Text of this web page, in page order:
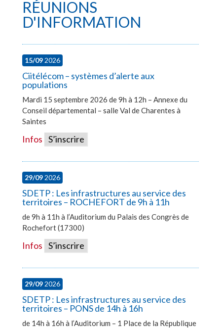
RÉUNIONS
D'INFORMATION
15/092026
Ciitélécom – systèmes d’alerte aux
populations
Mardi 15 septembre 2026 de 9h à 12h – Annexe du
Conseil départemental – salle Val de Charentes à
Saintes
Infos S’inscrire
29/092026
SDETP : Les infrastructures au service des
territoires – ROCHEFORT de 9h à 11h
de 9h à 11h à l’Auditorium du Palais des Congrès de
Rochefort (17300)
Infos S’inscrire
29/092026
SDETP : Les infrastructures au service des
territoires – PONS de 14h à 16h
de 14h à 16h à l’Auditorium – 1 Place de la République